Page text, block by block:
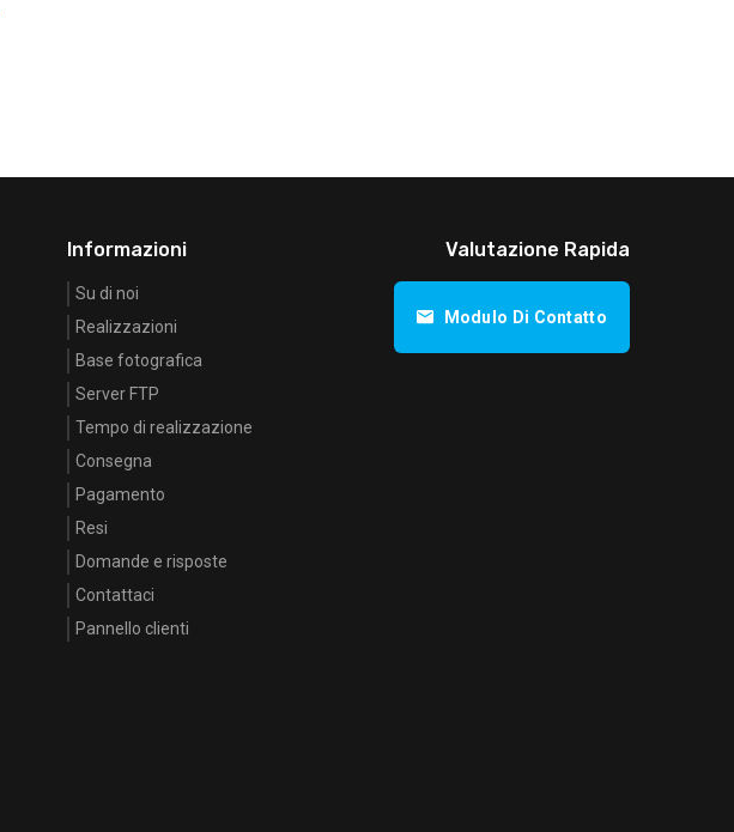
Informazioni
Su di noi
Realizzazioni
Base fotografica
Server FTP
Tempo di realizzazione
Consegna
Pagamento
Resi
Domande e risposte
Contattaci
Pannello clienti
Valutazione Rapida
Modulo Di Contatto